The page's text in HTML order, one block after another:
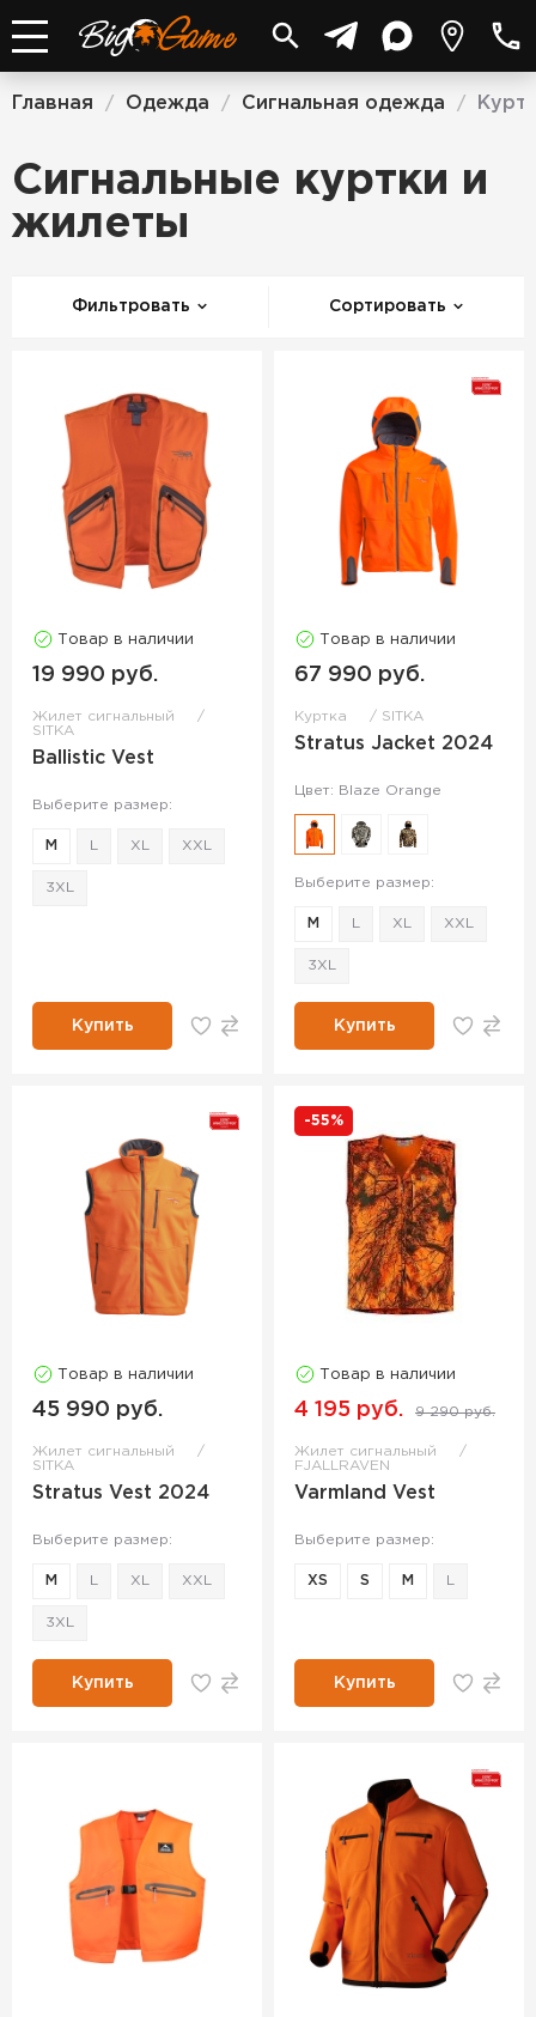
Главная / Одежда / Сигнальная одежда /
Сигнальные куртки и
жилеты
Фильтровать Сортировать
Товар в наличии
19 990 руб.
Жилет сигнальный
SITKA
Ballistic Vest
Выберите размер:
M XL XXL
3XL
Купить
Товар в наличии
67 990 руб.
Куртка SITKA
Stratus Jacket 2024
Цвет: Blaze Orange
Выберите размер:
M XL XXL
3XL
Купить
Товар в наличии
45 990 руб.
Жилет сигнальный
SITKA
Stratus Vest 2024
Выберите размер:
M XL XXL
3XL
Купить
-55%
Товар в наличии
4 195 руб. 9 290 руб.
Жилет сигнальный
FJALLRAVEN
Varmland Vest
Выберите размер:
XS S M
Купить